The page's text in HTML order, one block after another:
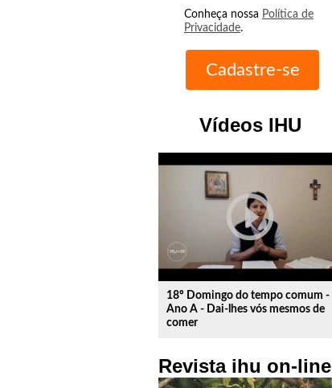
Conheça nossa Política de
Privacidade.
Vídeos IHU
play_circle_outline
18º Domingo do tempo comum -
Ano A - Dai-lhes vós mesmos de
comer
Revista ihu on-line